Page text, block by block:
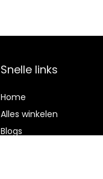
Snelle links
Home
Alles winkelen
Blogs